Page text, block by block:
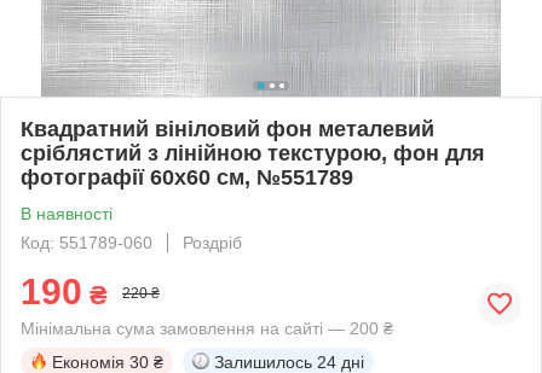
Квадратний вініловий фон металевий
сріблястий з лінійною текстурою, фон для
фотографії 60x60 см, №551789
В наявності
Код: 551789-060
Роздріб
190 ₴ 220 ₴
Мінімальна сума замовлення на сайті — 200 ₴
Економія 30 ₴ Залишилось 24 дні